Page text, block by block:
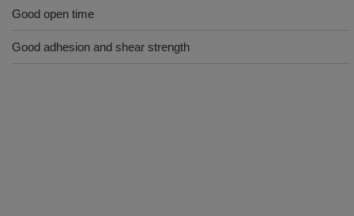
Good open time
Good adhesion and shear strength